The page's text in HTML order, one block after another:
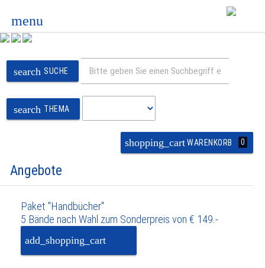
menu
search SUCHE
search THEMA
shopping_cartWARENKORB 0
Angebote
Paket "Handbücher"
5 Bände nach Wahl zum Sonderpreis von € 149.-
add_shopping_cart